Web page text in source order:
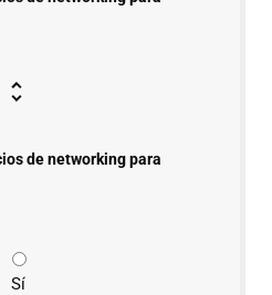
de networking para
Sí